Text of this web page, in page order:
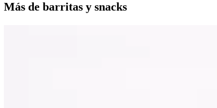
Más de barritas y snacks